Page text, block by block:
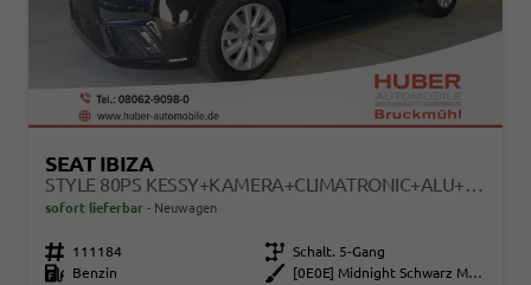
SEAT IBIZA
STYLE 80PS KESSY+KAMERA+CLIMATRONIC+ALU+PDCVOHI+SITZHEIZ+APP-CONNECT+DAB
sofort lieferbar Neuwagen
Fahrzeugnr. 111184 Getriebe Schalt. 5-Gang
Kraftstoff
Benzin Außenfarbe
[0E0E] Midnight Schwarz Metallic